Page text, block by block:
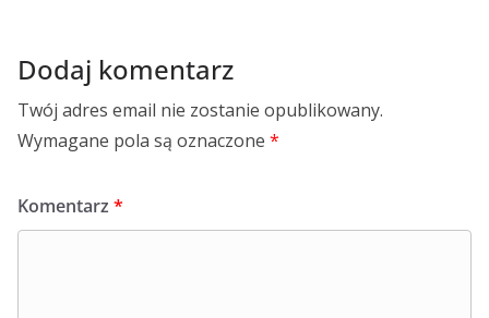
Dodaj komentarz
Twój adres email nie zostanie opublikowany.
Wymagane pola są oznaczone *
Komentarz *